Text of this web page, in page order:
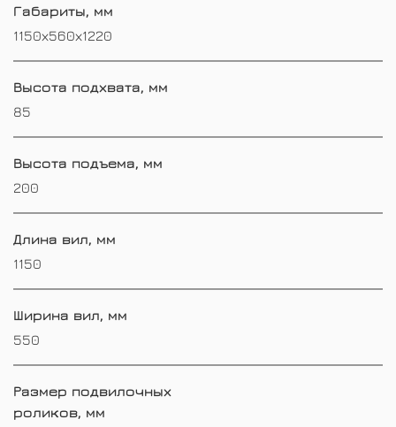
Габариты, мм
1150х560х1220
Высота подхвата, мм
85
Высота подъема, мм
200
Длина вил, мм
1150
Ширина вил, мм
550
Размер подвилочных
роликов, мм